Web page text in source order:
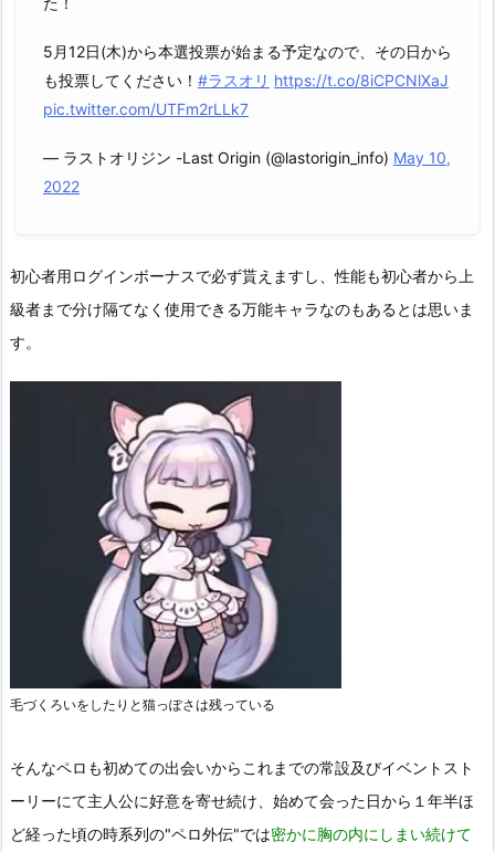
5月12日(木)から本選投票が始まる予定なので、その日から
も投票してください！ #ラスオリ https://t.co/8iCPCNlXaJ
pic.twitter.com/UTFm2rLLk7
— ラストオリジン -Last Origin (@lastorigin_info) May 10,
2022
初心者用ログインボーナスで必ず貰えますし、性能も初心者から上
級者まで分け隔てなく使用できる万能キャラなのもあるとは思いま
す。
毛づくろいをしたりと猫っぽさは残っている
そんなペロも初めての出会いからこれまでの常設及びイベントスト
ーリーにて主人公に好意を寄せ続け、始めて会った日から１年半ほ
ど経った頃の時系列の"ペロ外伝"では密かに胸の内にしまい続けて